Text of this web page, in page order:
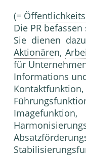
(=
Die PR
Sie dienen
Aktionären,
für
Informations
Kontaktfunktion,
Imagefunktion,